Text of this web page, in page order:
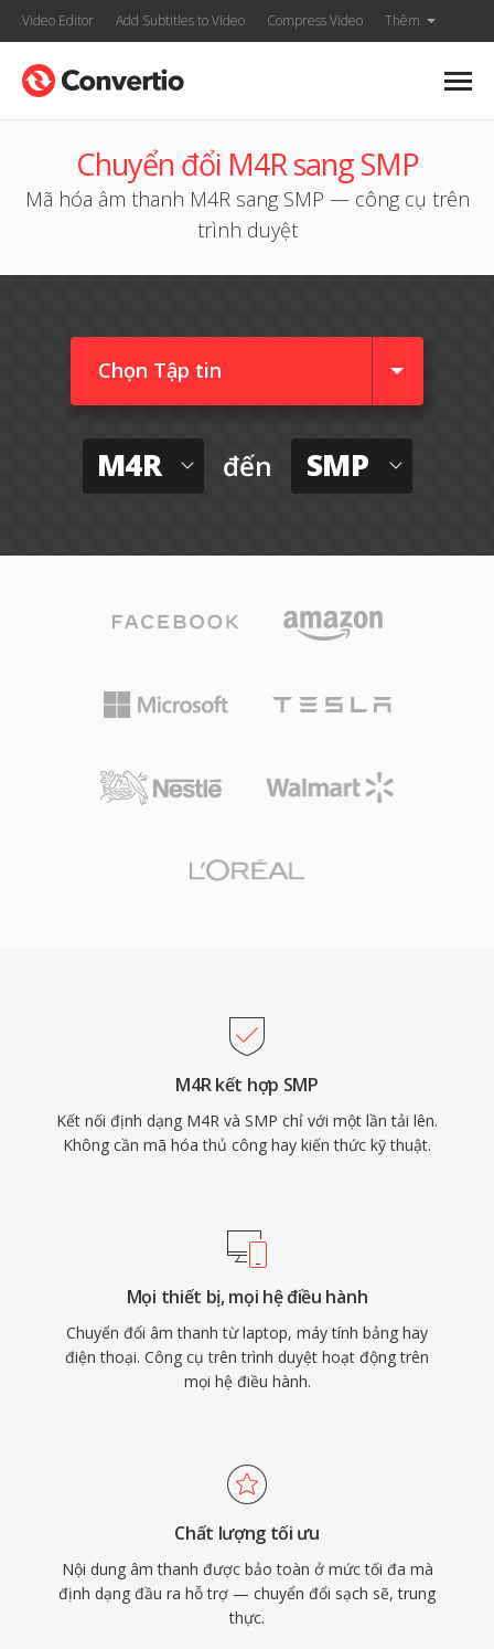
Video Editor Add Subtitles to Video Compress Video Thêm
Chuyển đổi M4R sang SMP
Mã hóa âm thanh M4R sang SMP — công cụ trên
trình duyệt
Chọn Tập tin
M4R đến SMP
M4R kết hợp SMP
Kết nối định dạng M4R và SMP chỉ với một lần tải lên.
Không cần mã hóa thủ công hay kiến thức kỹ thuật.
Mọi thiết bị, mọi hệ điều hành
Chuyển đổi âm thanh từ laptop, máy tính bảng hay
điện thoại. Công cụ trên trình duyệt hoạt động trên
mọi hệ điều hành.
Chất lượng tối ưu
Nội dung âm thanh được bảo toàn ở mức tối đa mà
định dạng đầu ra hỗ trợ — chuyển đổi sạch sẽ, trung
thực.